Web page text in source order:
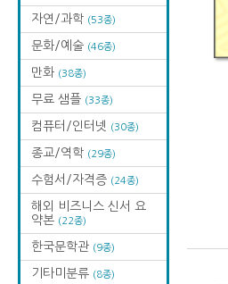
자연/과학 (53종)
문화/예술 (46종)
만화 (38종)
무료 샘플 (33종)
컴퓨터/인터넷 (30종)
종교/역학 (29종)
수험서/자격증 (24종)
해외 비즈니스 신서 요
약본 (22종)
한국문학관 (9종)
기타미분류 (8종)